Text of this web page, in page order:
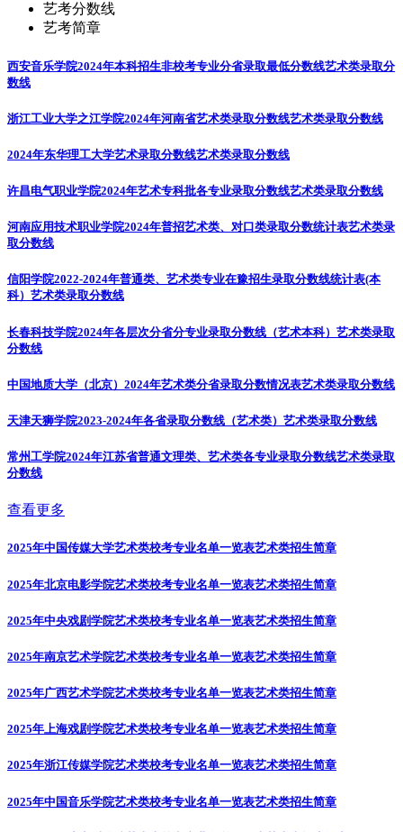
艺考分数线
艺考简章
西安音乐学院2024年本科招生非校考专业分省录取最低分数线艺术类录取分
数线
浙江工业大学之江学院2024年河南省艺术类录取分数线艺术类录取分数线
2024年东华理工大学艺术录取分数线艺术类录取分数线
许昌电气职业学院2024年艺术专科批各专业录取分数线艺术类录取分数线
河南应用技术职业学院2024年普招艺术类、对口类录取分数统计表艺术类录
取分数线
信阳学院2022-2024年普通类、艺术类专业在豫招生录取分数线统计表(本
科） 艺术类录取分数线
长春科技学院2024年各层次分省分专业录取分数线（艺术本科） 艺术类录取
分数线
中国地质大学（北京）2024年艺术类分省录取分数情况表艺术类录取分数线
天津天狮学院2023-2024年各省录取分数线（艺术类） 艺术类录取分数线
常州工学院2024年江苏省普通文理类、艺术类各专业录取分数线艺术类录取
分数线
查看更多
2025年中国传媒大学艺术类校考专业名单一览表艺术类招生简章
2025年北京电影学院艺术类校考专业名单一览表艺术类招生简章
2025年中央戏剧学院艺术类校考专业名单一览表艺术类招生简章
2025年南京艺术学院艺术类校考专业名单一览表艺术类招生简章
2025年广西艺术学院艺术类校考专业名单一览表艺术类招生简章
2025年上海戏剧学院艺术类校考专业名单一览表艺术类招生简章
2025年浙江传媒学院艺术类校考专业名单一览表艺术类招生简章
2025年中国音乐学院艺术类校考专业名单一览表艺术类招生简章